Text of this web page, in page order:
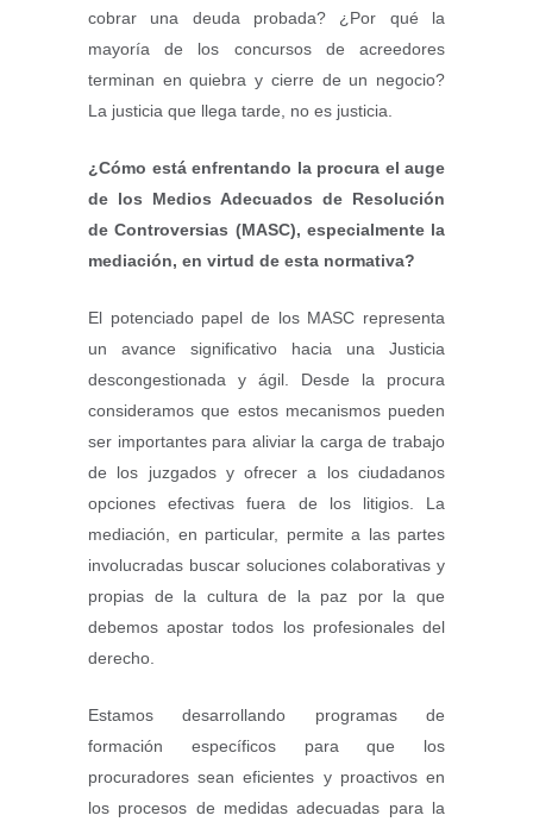
cobrar una deuda probada? ¿Por qué la
mayoría de los concursos de acreedores
terminan en quiebra y cierre de un negocio?
La justicia que llega tarde, no es justicia.
¿Cómo está enfrentando la procura el auge
de los Medios Adecuados de Resolución
de Controversias (MASC), especialmente la
mediación, en virtud de esta normativa?
El potenciado papel de los MASC representa
un avance significativo hacia una Justicia
descongestionada y ágil. Desde la procura
consideramos que estos mecanismos pueden
ser importantes para aliviar la carga de trabajo
de los juzgados y ofrecer a los ciudadanos
opciones efectivas fuera de los litigios. La
mediación, en particular, permite a las partes
involucradas buscar soluciones colaborativas y
propias de la cultura de la paz por la que
debemos apostar todos los profesionales del
derecho.
Estamos desarrollando programas de
formación específicos para que los
procuradores sean eficientes y proactivos en
los procesos de medidas adecuadas para la